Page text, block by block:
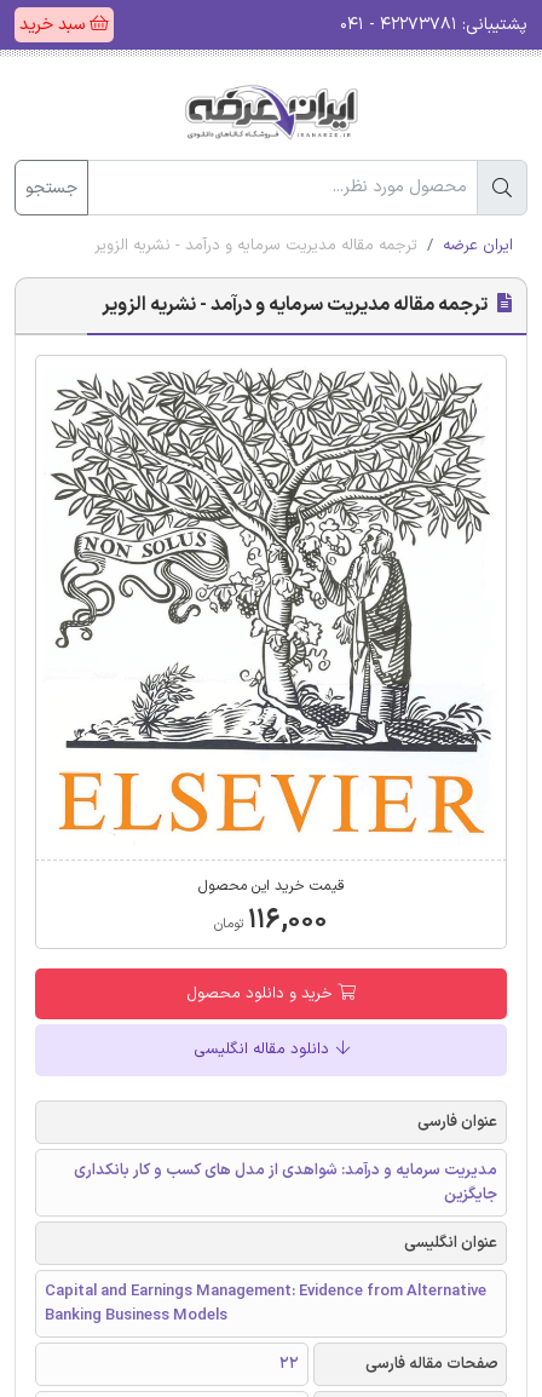
پشتیبانی: سبد خرید
جستجو
ایران عرضه ترجمه مقاله مدیریت سرمایه و درآمد - نشریه الزویر
ترجمه مقاله مدیریت سرمایه و درآمد - نشریه الزویر
قیمت خرید این محصول
۱۱۶,۰۰۰ تومان
خرید و دانلود محصول
دانلود مقاله انگلیسی
عنوان فارسی
مدیریت سرمایه و درآمد: شواهدی از مدل های کسب و کار بانکداری
جایگزین
عنوان انگلیسی
Capital and Earnings Management: Evidence from Alternative
Banking Business Models
صفحات مقاله فارسی
22